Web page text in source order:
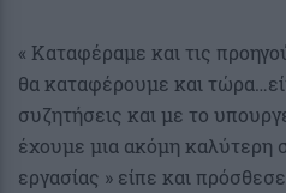
« Καταφέραμε και τις
θα καταφέρουμε και
συζητήσεις και με το
έχουμε μια ακόμη καλύτερη
εργασίας » είπε και